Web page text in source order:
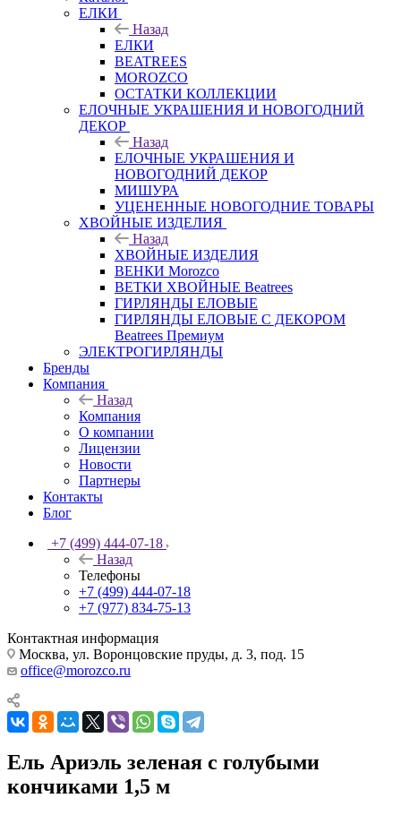
ЕЛКИ
Назад
ЕЛКИ
BEATREES
MOROZCO
ОСТАТКИ КОЛЛЕКЦИИ
ЕЛОЧНЫЕ УКРАШЕНИЯ И НОВОГОДНИЙ
ДЕКОР
Назад
ЕЛОЧНЫЕ УКРАШЕНИЯ И
НОВОГОДНИЙ ДЕКОР
МИШУРА
УЦЕНЕННЫЕ НОВОГОДНИЕ ТОВАРЫ
ХВОЙНЫЕ ИЗДЕЛИЯ
Назад
ХВОЙНЫЕ ИЗДЕЛИЯ
ВЕНКИ Morozco
ВЕТКИ ХВОЙНЫЕ Beatrees
ГИРЛЯНДЫ ЕЛОВЫЕ
ГИРЛЯНДЫ ЕЛОВЫЕ С ДЕКОРОМ
Beatrees Премиум
ЭЛЕКТРОГИРЛЯНДЫ
Бренды
Компания
Назад
Компания
О компании
Лицензии
Новости
Партнеры
Контакты
Блог
+7 (499) 444-07-18
Назад
Телефоны
+7 (499) 444-07-18
+7 (977) 834-75-13
Контактная информация
Москва, ул. Воронцовские пруды, д. 3, под. 15
office@morozco.ru
Ель Ариэль зеленая с голубыми
кончиками 1,5 м